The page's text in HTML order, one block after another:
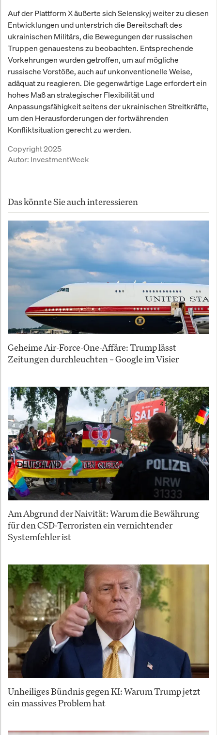
Auf der Plattform X äußerte sich Selenskyj weiter zu diesen
Entwicklungen und unterstrich die Bereitschaft des
ukrainischen Militärs, die Bewegungen der russischen
Truppen genauestens zu beobachten. Entsprechende
Vorkehrungen wurden getroffen, um auf mögliche
russische Vorstöße, auch auf unkonventionelle Weise,
adäquat zu reagieren. Die gegenwärtige Lage erfordert ein
hohes Maß an strategischer Flexibilität und
Anpassungsfähigkeit seitens der ukrainischen Streitkräfte,
um den Herausforderungen der fortwährenden
Konfliktsituation gerecht zu werden.
Copyright 2025
Autor: InvestmentWeek
Das könnte Sie auch interessieren
Geheime Air-Force-One-Affäre: Trump lässt
Zeitungen durchleuchten – Google im Visier
Am Abgrund der Naivität: Warum die Bewährung
für den CSD-Terroristen ein vernichtender
Systemfehler ist
Unheiliges Bündnis gegen KI: Warum Trump jetzt
ein massives Problem hat